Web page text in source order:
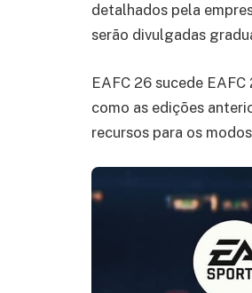
detalhados pela
serão divulgadas
EAFC 26 sucede
como as edições
recursos para os